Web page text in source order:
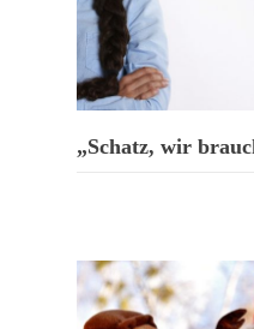
„Schatz, wir